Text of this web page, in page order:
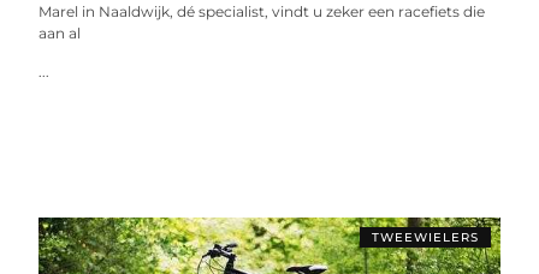
Marel in Naaldwijk, dé specialist, vindt u zeker een racefiets die
aan al
...
TWEEWIELERS